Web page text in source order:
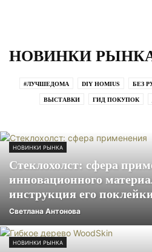
НОВИНКИ
#ЛУЧШЕДОМА DIY HOMIUS БЕЗ
ВЫСТАВКИ ГИД ПОКУПОК
НОВОСТИ
НОВИНКИ РЫНКА
Стеклохолст: сфера
инновационного
инструкция его
Светлана Антонова
НОВИНКИ РЫНКА